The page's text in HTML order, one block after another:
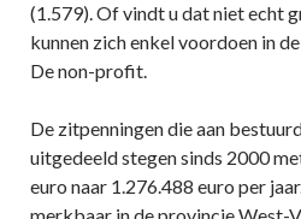
(1.579). Of vindt u dat niet echt
kunnen zich enkel voordoen in
De non-profit.
De zitpenningen die aan
uitgedeeld stegen sinds 2000
euro naar 1.276.488 euro per